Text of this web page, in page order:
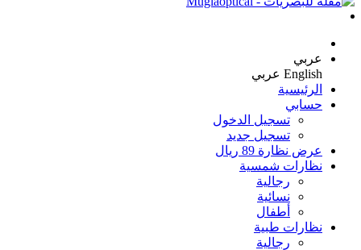
عربي
English عربي
الرئيسية
حسابي
تسجيل الدخول
تسجيل جديد
عرض نظارة 89 ريال
نظارات شمسية
رجالية
نسائية
أطفال
نظارات طبية
رجالية